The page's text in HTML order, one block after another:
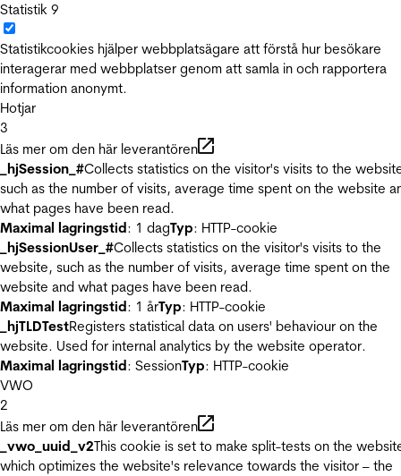
Statistik 9
Statistikcookies hjälper webbplatsägare att förstå hur besökare
interagerar med webbplatser genom att samla in och rapportera
information anonymt.
Hotjar
3
Läs mer om den här leverantören
_hjSession_#Collects statistics on the visitor's visits to the
such as the number of visits, average time spent on the website
what pages have been read.
Maximal lagringstid: 1 dagTyp: HTTP-cookie
_hjSessionUser_#Collects statistics on the visitor's visits to the
website, such as the number of visits, average time spent on the
website and what pages have been read.
Maximal lagringstid: 1 årTyp: HTTP-cookie
_hjTLDTestRegisters statistical data on users' behaviour on the
website. Used for internal analytics by the website operator.
Maximal lagringstid: SessionTyp: HTTP-cookie
VWO
2
Läs mer om den här leverantören
_vwo_uuid_v2This cookie is set to make split-tests on the
which optimizes the website's relevance towards the visitor – the